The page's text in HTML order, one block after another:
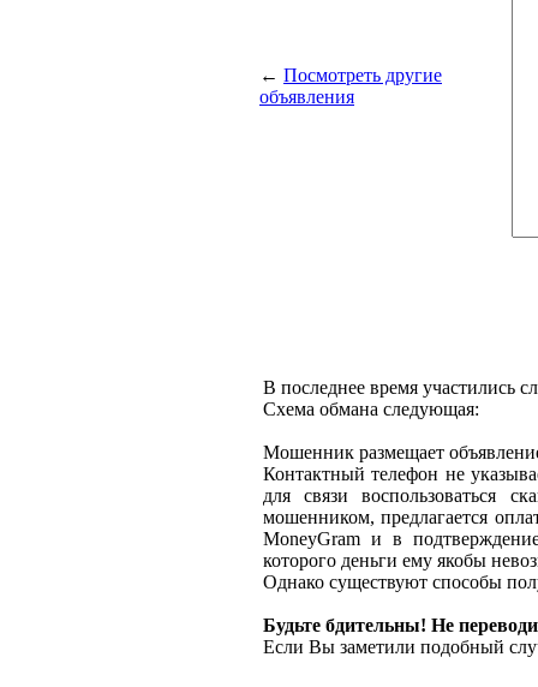
← Посмотреть другие
объявления
В последнее время участились
Схема обмана следующая:
Мошенник размещает
Контактный телефон не
для связи воспользоваться
мошенником, предлагается
MoneyGram и в
которого деньги ему якобы
Однако существуют способы
Будьте бдительны! Не
Если Вы заметили подобный